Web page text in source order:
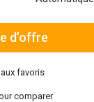
d’offre
favoris
comparer